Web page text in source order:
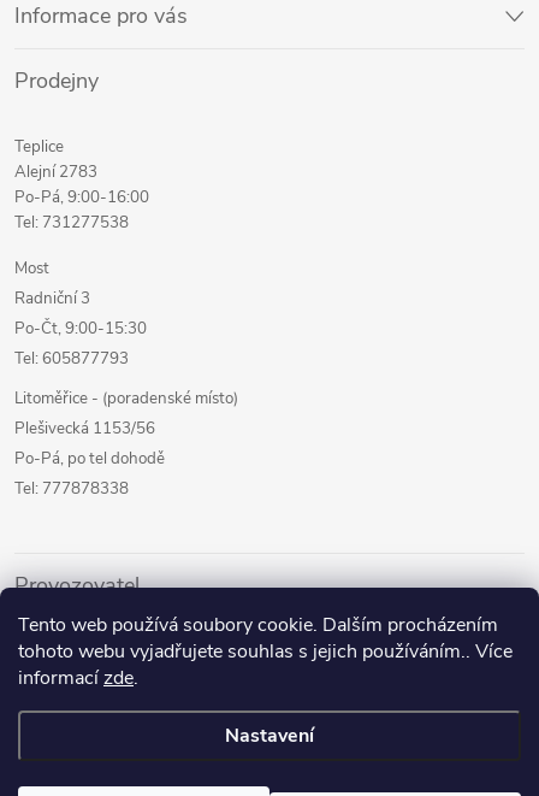
Tento web používá soubory cookie. Dalším procházením
tohoto webu vyjadřujete souhlas s jejich používáním.. Více
informacízde.
Nastavení
Informace pro vás
Prodejny
Teplice
Alejní 2783
Po-Pá, 9:00-16:00
Tel: 731277538
Most
Radniční 3
Po-Čt, 9:00-15:30
Tel: 605877793
Litoměřice - (poradenské místo)
Plešivecká 1153/56
Po-Pá, po tel dohodě
Tel: 777878338
Provozovatel
Internetový prodej
Kamenné prodejny
Půjčovna pomůcek
Poradenství a služby